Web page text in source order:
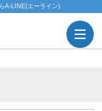
A-LINE(エーライン)